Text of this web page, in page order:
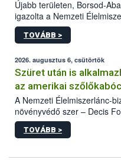
Újabb területen, Borsod-
igazolta a Nemzeti
kőrisrontó karcsúdíszbogár
kártevőt nem csak
az intenzív felderítést,
hatósággal is
TOVÁBB >
2026. augusztus 6, csütörtök
Szüret után is
az amerikai
A Nemzeti Élelmiszerlánc-
növényvédő szer – Decis
engedélyokiratát
egészen a vesszőérettség
érésű szőlőkben is legyen
TOVÁBB >